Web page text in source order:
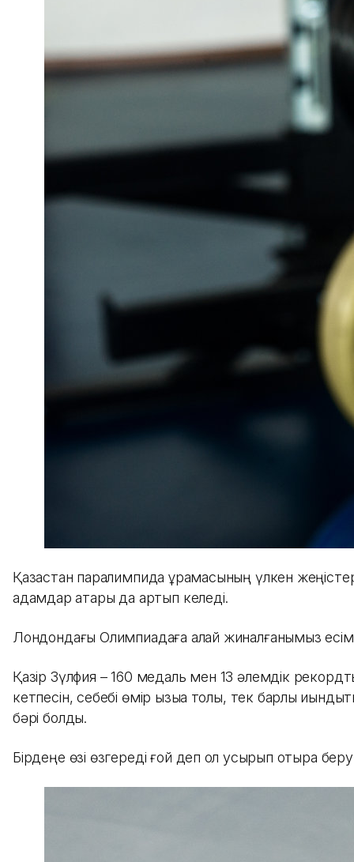
Қазақстан паралимпида құрамасының үлкен
адамдар қатары да артып келеді.
Лондондағы Олимпиадаға қалай жиналғанымыз
Қазір Зүлфия – 160 медаль мен 13 әлемдік
кетпесін, себебі өмір қызыққа толы, тек барлық
бәрі болды.
Бірдеңе өзі өзгереді ғой деп қол қусырып отыра